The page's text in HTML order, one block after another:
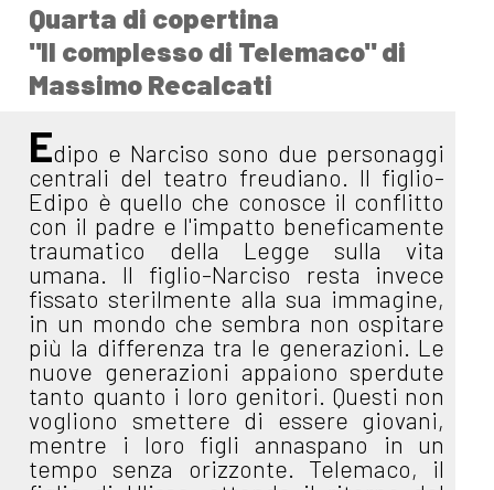
Quarta di copertina
"Il complesso di Telemaco" di
Massimo Recalcati
Edipo e Narciso sono due personaggi
centrali del teatro freudiano. Il figlio-
Edipo è quello che conosce il conflitto
con il padre e l'impatto beneficamente
traumatico della Legge sulla vita
umana. Il figlio-Narciso resta invece
fissato sterilmente alla sua immagine,
in un mondo che sembra non ospitare
più la differenza tra le generazioni. Le
nuove generazioni appaiono sperdute
tanto quanto i loro genitori. Questi non
vogliono smettere di essere giovani,
mentre i loro figli annaspano in un
tempo senza orizzonte. Telemaco, il